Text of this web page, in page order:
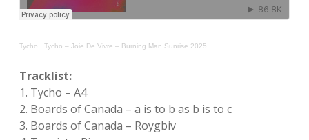
Tycho · Tycho – Joie De Vivre – Burning Man Sunrise 2025
Tracklist:
1. Tycho – A4
2. Boards of Canada – a is to b as b is to c
3. Boards of Canada – Roygbiv